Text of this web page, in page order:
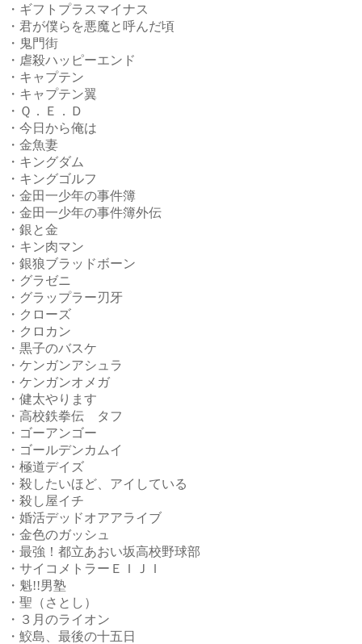
・ギフトプラスマイナス
・君が僕らを悪魔と呼んだ頃
・鬼門街
・虐殺ハッピーエンド
・キャプテン
・キャプテン翼
・Ｑ．Ｅ．Ｄ
・今日から俺は
・金魚妻
・キングダム
・キングゴルフ
・金田一少年の事件簿
・金田一少年の事件簿外伝
・銀と金
・キン肉マン
・銀狼ブラッドボーン
・グラゼニ
・グラップラー刃牙
・クローズ
・クロカン
・黒子のバスケ
・ケンガンアシュラ
・ケンガンオメガ
・健太やります
・高校鉄拳伝 タフ
・ゴーアンゴー
・ゴールデンカムイ
・極道デイズ
・殺したいほど、アイしている
・殺し屋イチ
・婚活デッドオアアライブ
・金色のガッシュ
・最強！都立あおい坂高校野球部
・サイコメトラーＥＩＪＩ
・魁!!男塾
・聖（さとし）
・３月のライオン
・鮫島、最後の十五日